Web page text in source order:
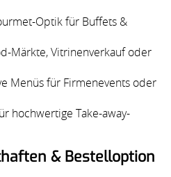
Optik für Buffets &
Märkte, Vitrinenverkauf oder
Menüs für Firmenevents oder
hochwertige Take-away-
& Bestelloption